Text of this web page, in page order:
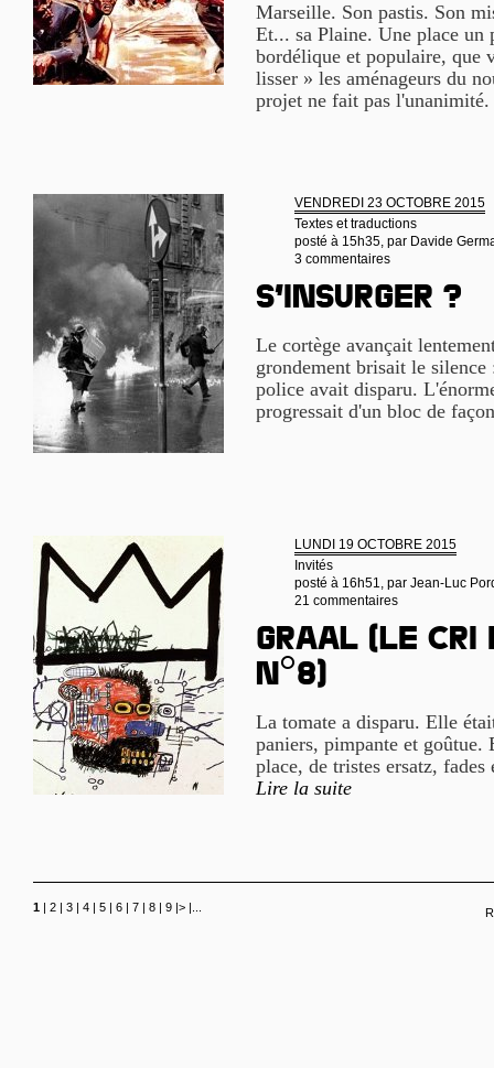
Marseille. Son pastis. Son
Et... sa Plaine. Une place un
bordélique et populaire, que
lisser » les aménageurs du
projet ne fait pas l'unanimité.
VENDREDI 23 OCTOBRE 2015
Textes et traductions
posté à 15h35, par Davide
3 commentaires
S’insurger ?
Le cortège avançait
grondement brisait le silence
police avait disparu.
progressait d'un bloc de
LUNDI 19 OCTOBRE 2015
Invités
posté à 16h51, par Jean-Luc
21 commentaires
Graal (le cri
n°8)
La tomate a disparu. Elle
paniers, pimpante et
place, de tristes ersatz,
Lire la suite
1 | 2 | 3 | 4 | 5 | 6 | 7 | 8 | 9 |> |